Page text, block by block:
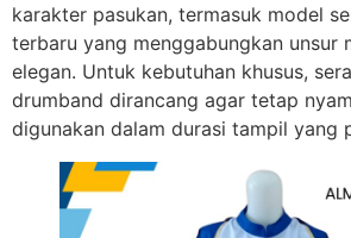
karakter pasukan, termasuk model
terbaru yang menggabungkan unsur
elegan. Untuk kebutuhan khusus,
drumband dirancang agar tetap
digunakan dalam durasi tampil yang